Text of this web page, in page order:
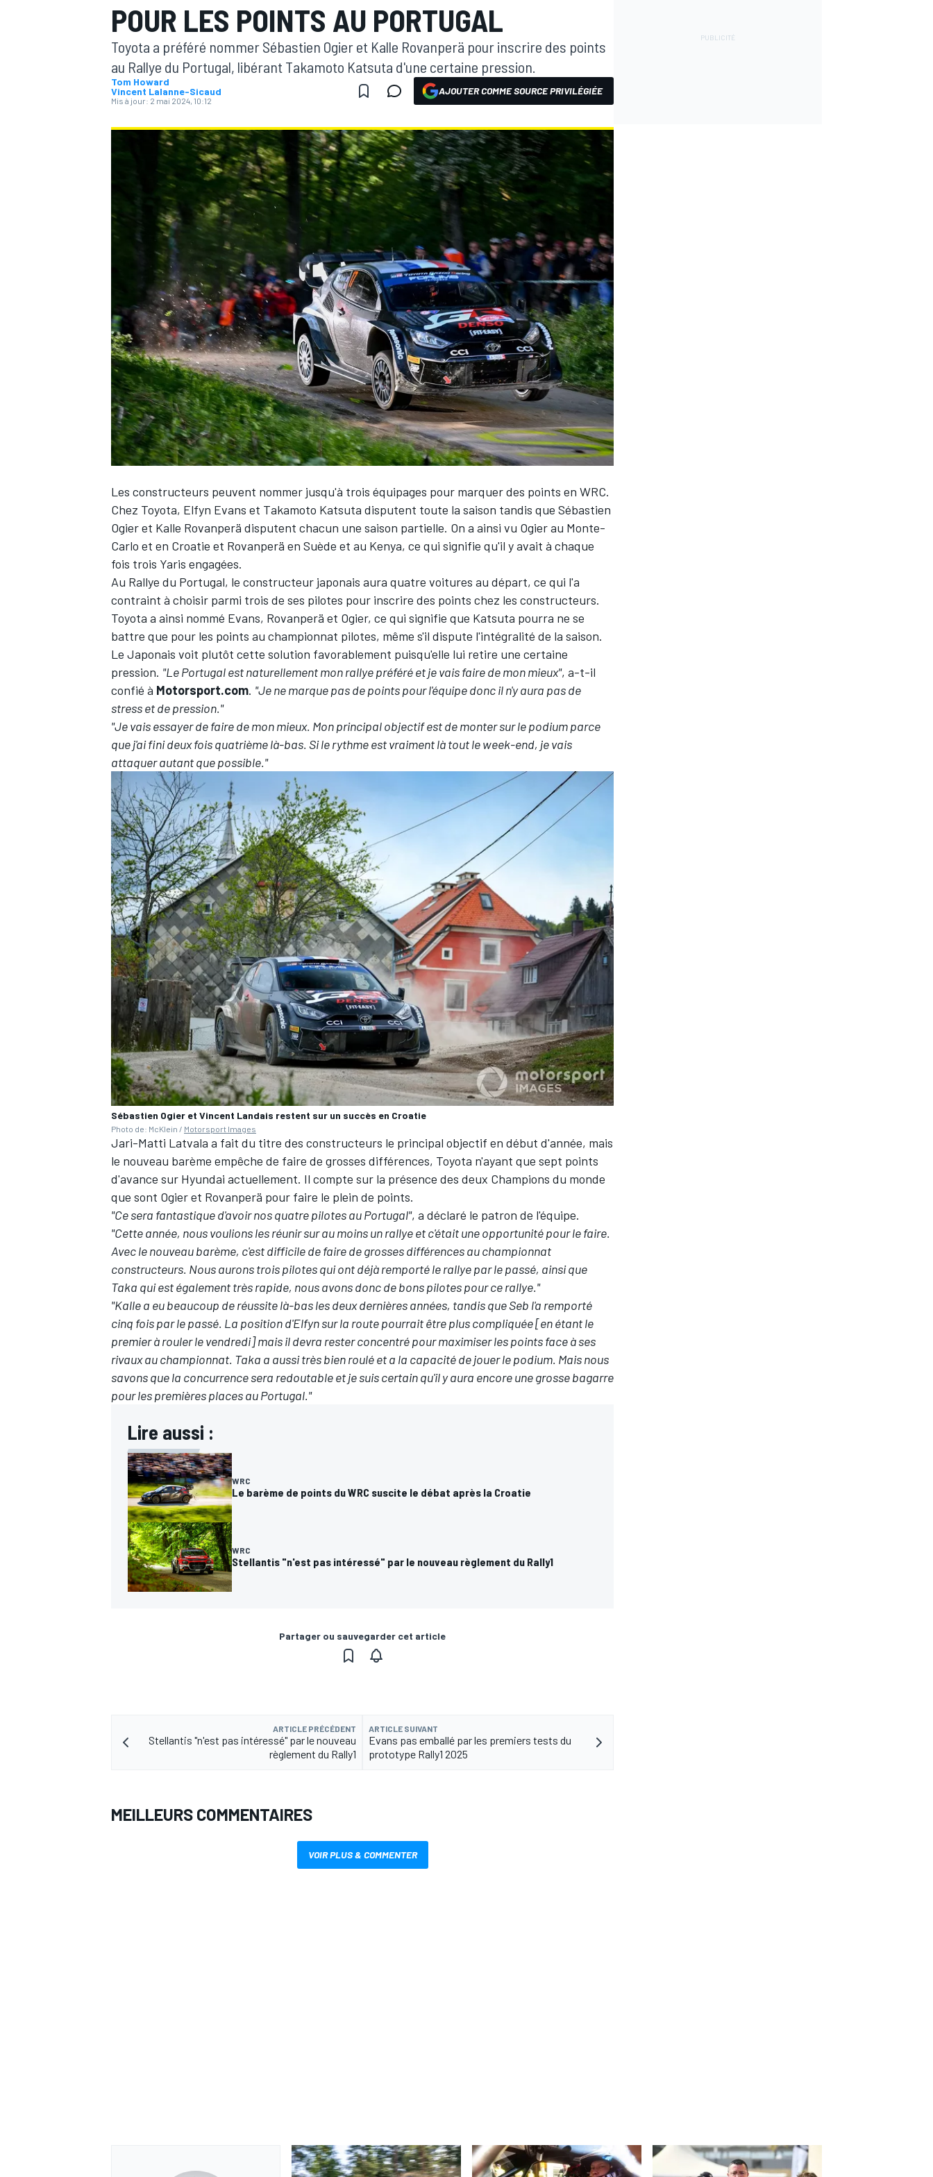
MOTOGP
WRC
WEC
AUTRES CHAMPIONNATS
POUR LES POINTS AU PORTUGAL
Toyota a préféré nommer Sébastien Ogier et Kalle Rovanperä pour inscrire des points
au Rallye du Portugal, libérant Takamoto Katsuta d'une certaine pression.
Tom Howard
Vincent Lalanne-Sicaud
Mis à jour: 2 mai 2024, 10:12
AJOUTER COMME SOURCE PRIVILÉGIÉE
Les constructeurs peuvent nommer jusqu'à trois équipages pour marquer des points en WRC.
Chez Toyota, Elfyn Evans et Takamoto Katsuta disputent toute la saison tandis que Sébastien
Ogieret Kalle Rovanperä disputent chacun une saison partielle. On a ainsi vu Ogier au Monte-
Carlo et en Croatie et Rovanperä en Suède et au Kenya, ce qui signifie qu'il y avait à chaque
fois trois Yaris engagées.
Au Rallye du Portugal, le constructeur japonais aura quatre voitures au départ, ce qui l'a
contraint à choisir parmi trois de ses pilotes pour inscrire des points chez les constructeurs.
Toyota a ainsi nommé Evans, Rovanperä et Ogier, ce qui signifie que Katsuta pourra ne se
battre que pour les points au championnat pilotes, même s'il dispute l'intégralité de la saison.
Le Japonais voit plutôt cette solution favorablement puisqu'elle lui retire une certaine
pression. "Le Portugal est naturellement mon rallye préféré et je vais faire de mon mieux", a-t-il
confié à Motorsport.com. "Je ne marque pas de points pour l'équipe donc il n'y aura pas de
stress et de pression."
"Je vais essayer de faire de mon mieux. Mon principal objectif est de monter sur le podium parce
que j'ai fini deux fois quatrième là-bas. Si le rythme est vraiment là tout le week-end, je vais
attaquer autant que possible."
Sébastien Ogier et Vincent Landais restent sur un succès en Croatie
Photo de: McKlein / Motorsport Images
Jari-Matti Latvala a fait du titre des constructeurs le principal objectif en début d'année, mais
le nouveau barème empêche de faire de grosses différences, Toyota n'ayant que sept points
d'avance sur Hyundai actuellement. Il compte sur la présence des deux Champions du monde
que sont Ogier et Rovanperä pour faire le plein de points.
"Ce sera fantastique d'avoir nos quatre pilotes au Portugal", a déclaré le patron de l'équipe.
"Cette année, nous voulions les réunir sur au moins un rallye et c'était une opportunité pour le faire.
Avec le nouveau barème, c'est difficile de faire de grosses différences au championnat
constructeurs. Nous aurons trois pilotes qui ont déjà remporté le rallye par le passé, ainsi que
Taka qui est également très rapide, nous avons donc de bons pilotes pour ce rallye."
"Kalle a eu beaucoup de réussite là-bas les deux dernières années, tandis que Seb l'a remporté
cinq fois par le passé. La position d'Elfyn sur la route pourrait être plus compliquée [en étant le
premier à rouler le vendredi] mais il devra rester concentré pour maximiser les points face à ses
rivaux au championnat. Taka a aussi très bien roulé et a la capacité de jouer le podium. Mais nous
savons que la concurrence sera redoutable et je suis certain qu'il y aura encore une grosse bagarre
pour les premières places au Portugal."
Lire aussi :
WRC
Le barème de points du WRC suscite le débat après la Croatie
WRC
Stellantis "n'est pas intéressé" par le nouveau règlement du Rally1
Partager ou sauvegarder cet article
ARTICLE PRÉCÉDENT
Stellantis "n'est pas intéressé" par le nouveau
règlement du Rally1
ARTICLE SUIVANT
Evans pas emballé par les premiers tests du
prototype Rally1 2025
MEILLEURS COMMENTAIRES
VOIR PLUS & COMMENTER